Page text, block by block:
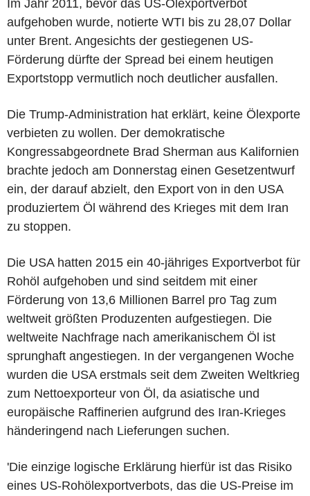
Im Jahr 2011, bevor das US-Ölexportverbot
aufgehoben wurde, notierte WTI bis zu 28,07 Dollar
unter Brent. Angesichts der gestiegenen US-
Förderung dürfte der Spread bei einem heutigen
Exportstopp vermutlich noch deutlicher ausfallen.
Die Trump-Administration hat erklärt, keine Ölexporte
verbieten zu wollen. Der demokratische
Kongressabgeordnete Brad Sherman aus Kalifornien
brachte jedoch am Donnerstag einen Gesetzentwurf
ein, der darauf abzielt, den Export von in den USA
produziertem Öl während des Krieges mit dem Iran
zu stoppen.
Die USA hatten 2015 ein 40-jähriges Exportverbot für
Rohöl aufgehoben und sind seitdem mit einer
Förderung von 13,6 Millionen Barrel pro Tag zum
weltweit größten Produzenten aufgestiegen. Die
weltweite Nachfrage nach amerikanischem Öl ist
sprunghaft angestiegen. In der vergangenen Woche
wurden die USA erstmals seit dem Zweiten Weltkrieg
zum Nettoexporteur von Öl, da asiatische und
europäische Raffinerien aufgrund des Iran-Krieges
händeringend nach Lieferungen suchen.
'Die einzige logische Erklärung hierfür ist das Risiko
eines US-Rohölexportverbots, das die US-Preise im